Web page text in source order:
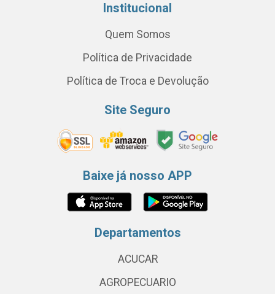
Institucional
Quem Somos
Política de Privacidade
Política de Troca e Devolução
Site Seguro
Baixe já nosso APP
Departamentos
ACUCAR
AGROPECUARIO